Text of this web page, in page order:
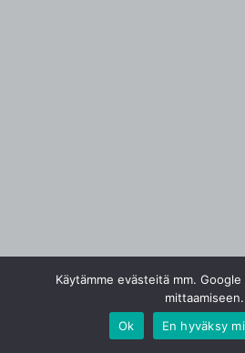
Käytämme evästeitä mm.
mittaamiseen.
Ok
En hyväksy